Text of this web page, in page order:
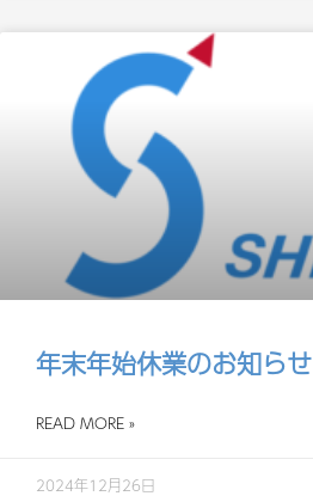
年末年始休業のお知らせ
READ MORE »
2024年12月26日